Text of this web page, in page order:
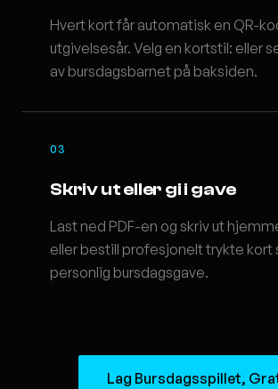
Hvert kort får automatisk en QR-
utgivelsesår. Velg en kortstil: eller
av bursdagsbarnet på baksiden.
03
Skriv ut eller gi i gave
Last ned PDF-en og skriv ut
eller bestill profesjonelt trykte kort
personlig bursdagsgave.
Lag Bursdagsspillet,